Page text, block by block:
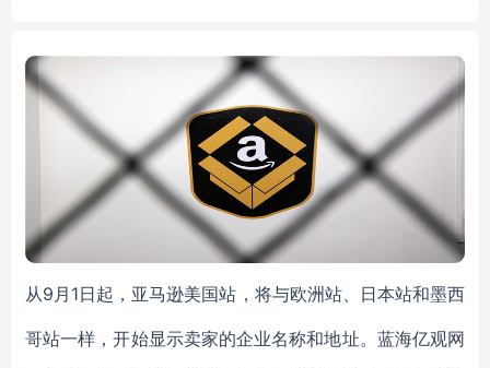
从9月1日起，亚马逊美国站，将与欧洲站、日本站和墨西
哥站一样，开始显示卖家的企业名称和地址。蓝海亿观网